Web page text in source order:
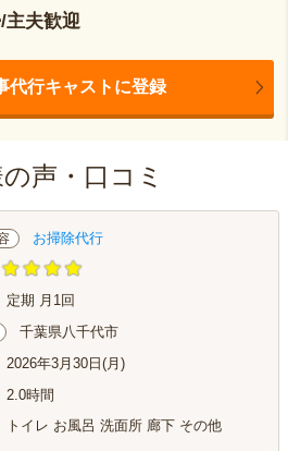
主夫歓迎
代行キャストに登録
声・口コミ
お掃除代行
定期 月1回
千葉県八千代市
2026年3月30日(月)
2.0時間
トイレ お風呂 洗面所 廊下 その他